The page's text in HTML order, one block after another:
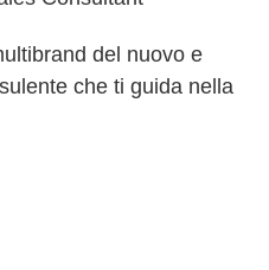
del nuovo e
che ti guida nella